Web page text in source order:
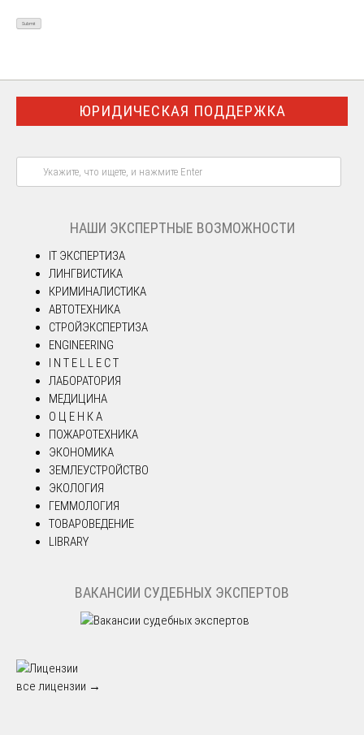
ЮРИДИЧЕСКАЯ ПОДДЕРЖКА
НАШИ ЭКСПЕРТНЫЕ ВОЗМОЖНОСТИ
IT ЭКСПЕРТИЗА
ЛИНГВИСТИКА
КРИМИНАЛИСТИКА
АВТОТЕХНИКА
СТРОЙЭКСПЕРТИЗА
ENGINEERING
I N T E L L E C T
ЛАБОРАТОРИЯ
МЕДИЦИНА
О Ц Е Н К А
ПОЖАРОТЕХНИКА
ЭКОНОМИКА
ЗЕМЛЕУСТРОЙСТВО
ЭКОЛОГИЯ
ГЕММОЛОГИЯ
ТОВАРОВЕДЕНИЕ
LIBRARY
ВАКАНСИИ СУДЕБНЫХ ЭКСПЕРТОВ
все лицензии →